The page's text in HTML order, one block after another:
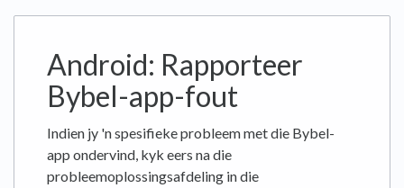
Android: Rapporteer
Bybel-app-fout
Indien jy 'n spesifieke probleem met die Bybel-
app ondervind, kyk eers na die
probleemoplossingsafdeling in die